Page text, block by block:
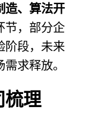
造、算法开
节，部分企
阶段，未来
求释放。
梳理